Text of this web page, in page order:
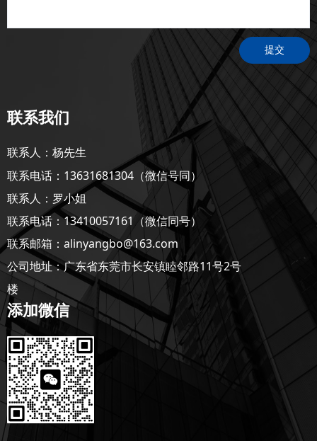
联系我们
联系人：杨先生
联系电话：13631681304（微信号同）
联系人：罗小姐
联系电话：13410057161（微信同号）
联系邮箱：alinyangbo@163.com
公司地址：广东省东莞市长安镇睦邻路11号2号
楼
提交
添加微信